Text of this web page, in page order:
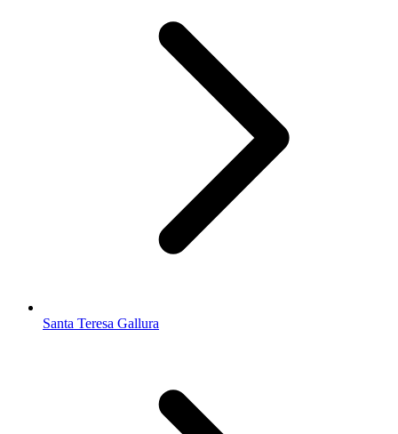
Santa Teresa Gallura